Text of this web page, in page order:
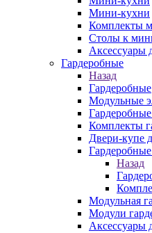
Мини-кухни
Комплекты
Столы к
Аксессуары
Гардеробные
Назад
Гардеробные
Модульные
Гардеробные
Комплекты
Двери-купе
Назад
Модульная
Модули
Аксессуары